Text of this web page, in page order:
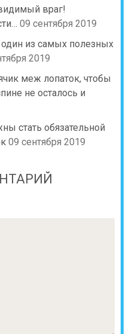
враг!
09 сентября 2019
один из самых полезных
2019
меж лопаток, чтобы
не осталось и
стать обязательной
09 сентября 2019